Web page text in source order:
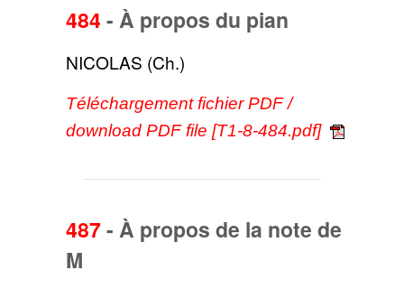
484 -À propos du pian
NICOLAS (Ch.)
Téléchargement fichier PDF /
download PDF file [T1-8-484.pdf]
487-À propos de la note de
M